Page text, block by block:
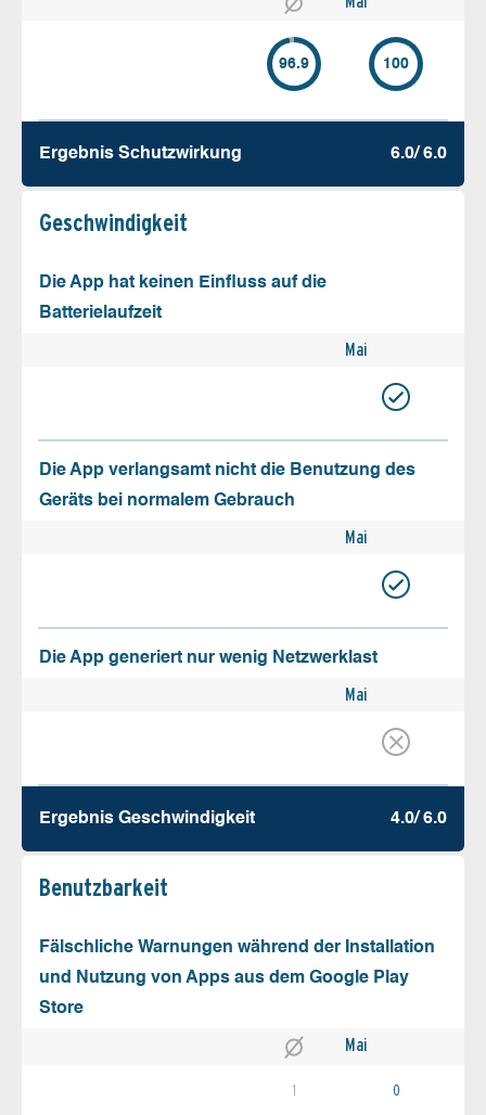
96.9 100
Ergebnis Schutz­wirkung 6.0/ 6.0
Geschw­indigkeit
Die App hat keinen Einfluss auf die
Batterielaufzeit
Mai
Die App verlangsamt nicht die Benutzung des
Geräts bei normalem Gebrauch
Mai
Die App generiert nur wenig Netzwerklast
Mai
Ergebnis Geschw­indigkeit 4.0/ 6.0
Benutz­barkeit
Fälschliche Warnungen während der Installation
und Nutzung von Apps aus dem Google Play
Store
Mai
1 0